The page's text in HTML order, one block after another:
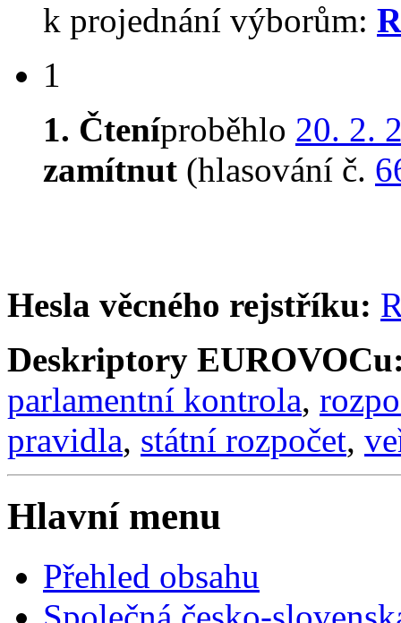
k projednání výborům:
1
1. Čteníproběhlo 20. 2.
zamítnut (hlasování č.
Hesla věcného rejstříku:
Deskriptory
parlamentní kontrola,
pravidla, státní rozpočet,
Hlavní menu
Přehled obsahu